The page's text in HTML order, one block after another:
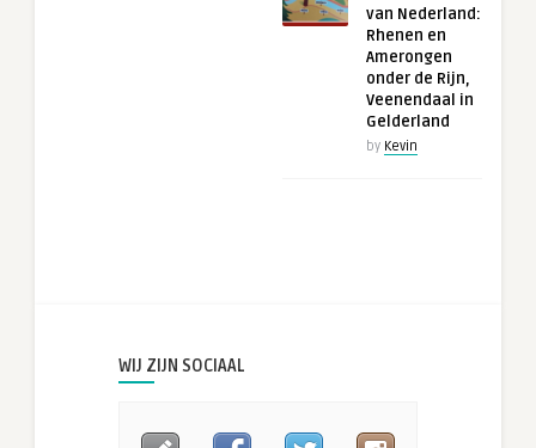
van Nederland:
Rhenen en
Amerongen
onder de Rijn,
Veenendaal in
Gelderland
by Kevin
WIJ ZIJN SOCIAAL